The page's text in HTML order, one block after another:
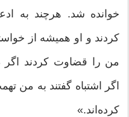
خوانده شد. هرچند به
کردند و او همیشه از
من را قضاوت کردند اگر
اگر اشتباه گفتند به من
کرده‌اند.»